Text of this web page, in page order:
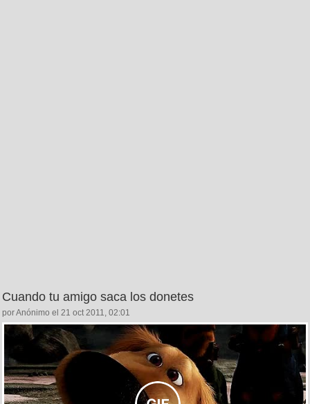
Cuando tu amigo saca los donetes
por Anónimo el 21 oct 2011, 02:01